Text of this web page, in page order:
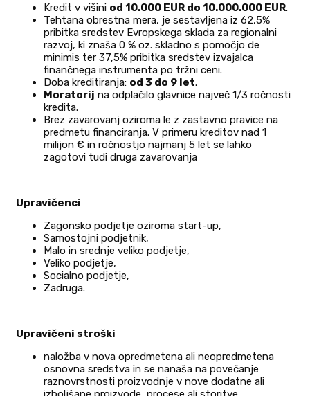
Kredit v višini od 10.000 EUR do 10.000.000 EUR.
Tehtana obrestna mera, je sestavljena iz 62,5%
pribitka sredstev Evropskega sklada za regionalni
razvoj, ki znaša 0 % oz. skladno s pomočjo de
minimis ter 37,5% pribitka sredstev izvajalca
finančnega instrumenta po tržni ceni.
Doba kreditiranja: od 3 do 9 let.
Moratorij na odplačilo glavnice največ 1/3 ročnosti
kredita.
Brez zavarovanj oziroma le z zastavno pravice na
predmetu financiranja. V primeru kreditov nad 1
milijon € in ročnostjo najmanj 5 let se lahko
zagotovi tudi druga zavarovanja
Upravičenci
Zagonsko podjetje oziroma start-up,
Samostojni podjetnik,
Malo in srednje veliko podjetje,
Veliko podjetje,
Socialno podjetje,
Zadruga.
Upravičeni stroški
naložba v nova opredmetena ali neopredmetena
osnovna sredstva in se nanaša na povečanje
raznovrstnosti proizvodnje v nove dodatne ali